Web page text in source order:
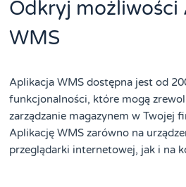
Odkryj możliwości
WMS
Aplikacja WMS dostępna jest od
funkcjonalności, które mogą
zarządzanie magazynem w Twojej
Aplikację WMS zarówno na
przeglądarki internetowej, jak i na